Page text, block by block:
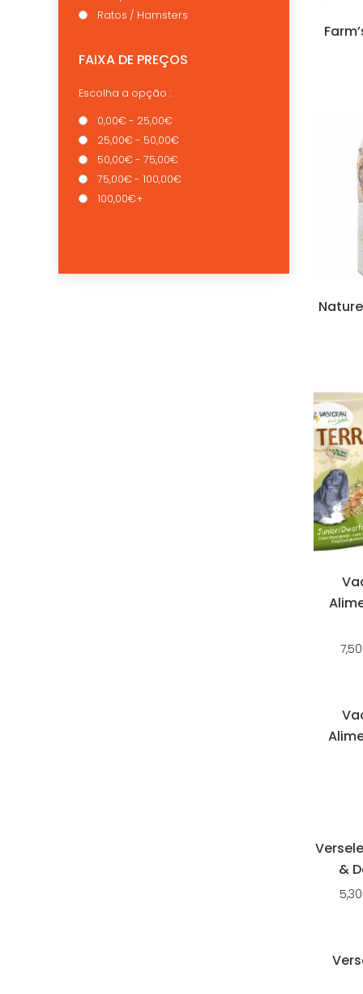
7,50
&
5,30
Ratos / Hamsters
FAIXA DE PREÇOS
Escolha a opção :
0,00€ - 25,00€
25,00€ - 50,00€
50,00€ - 75,00€
75,00€ - 100,00€
100,00€+